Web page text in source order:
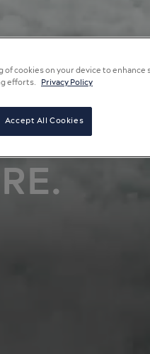
of cookies on your device to enhance
efforts. Privacy Policy
Accept All Cookies